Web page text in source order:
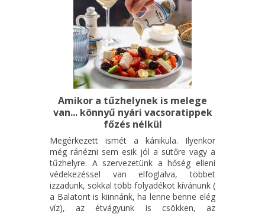
Amikor a tűzhelynek is melege
van... könnyű nyári vacsoratippek
főzés nélkül
Megérkezett ismét a kánikula. Ilyenkor
még ránézni sem esik jól a sütőre vagy a
tűzhelyre. A szervezetünk a hőség elleni
védekezéssel van elfoglalva, többet
izzadunk, sokkal több folyadékot kívánunk (
a Balatont is kiinnánk, ha lenne benne elég
víz), az étvágyunk is csökken, az